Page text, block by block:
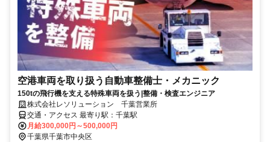
空港車両を取り扱う自動車整備士・メカニック
150tの飛行機を支える特殊車両を扱う|整備・検査エンジニア
株式会社レソリューション 千葉営業所
交通・アクセス 最寄り駅：千葉駅
月給300,000円～500,000円
千葉県千葉市中央区